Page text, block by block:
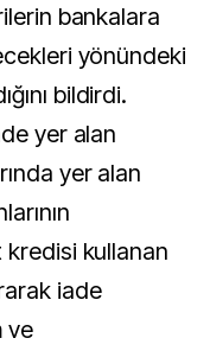
bankalara
yönündeki
bildirdi.
yer alan
yer alan
kullanan
iade
ve